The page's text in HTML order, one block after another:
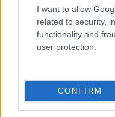
I want to allow
related to security,
functionality and
user protection.
CONFIRM
( Csak a weboldal
Egyedi
Weboldal készítés és
Egyedi fejlesztésű